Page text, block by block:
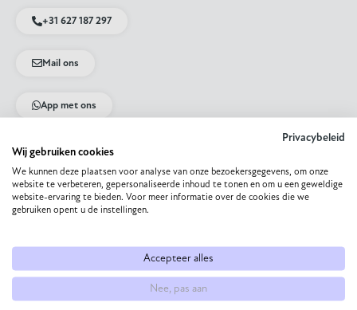
+31 627 187 297
Mail ons
App met ons
Direct naar
Eettafel op maat
Eetkamerstoel samenstellen
Privacybeleid
Wij gebruiken cookies
We kunnen deze plaatsen voor analyse van onze bezoekersgegevens, om onze
website te verbeteren, gepersonaliseerde inhoud te tonen en om u een geweldige
website-ervaring te bieden. Voor meer informatie over de cookies die we
gebruiken opent u de instellingen.
Accepteer alles
Nee, pas aan